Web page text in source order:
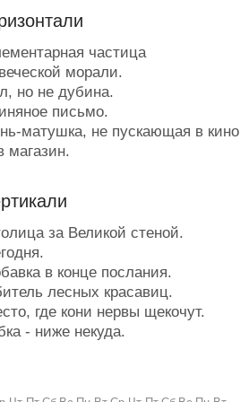
частица
морали.
но не дубина.
письмо.
матушка, не пускающая в кино
магазин.
от квартета, когда
ушли соображать на троих.
для Сары.
выходка.
под оливье.
подход.
на неравенство.
за Великой стеной.
в конце послания.
лесных красавиц.
где кони нервы щекочут.
- ниже некуда.